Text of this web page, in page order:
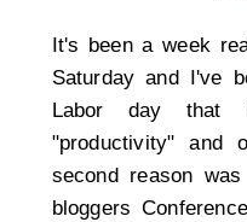
It's been a week
Saturday and I've
Labor day
"productivity" and
second reason
bloggers